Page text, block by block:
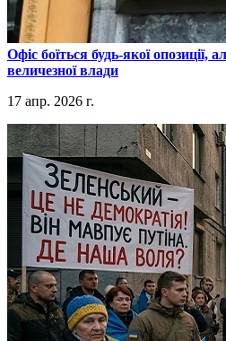
​Офіс боїться будь-якої опозиції,
величезної влади
17 апр. 2026 г.